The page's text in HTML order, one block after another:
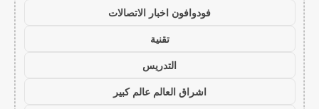
فودوافون اخبار الاتصالات
تقنية
التدريس
اشراق العالم عالم كبير